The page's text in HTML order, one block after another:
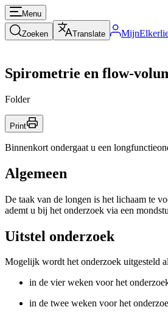
Menu
Zoeken Translate
Spirometrie en flow-
Folder
Print
Binnenkort ondergaat u een
Algemeen
De taak van de longen is het lichaam te
ademt u bij het onderzoek via een
Uitstel onderzoek
Mogelijk wordt het onderzoek uitgesteld
in de vier weken voor het
in de twee weken voor het